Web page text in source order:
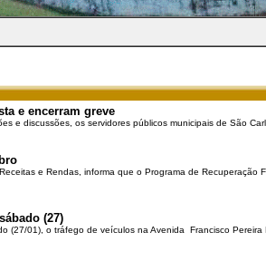
e encerram greve
e discussões, os servidores públicos municipais de São
e Rendas, informa que o Programa de Recuperação
(27)
(27/01), o tráfego de veículos na Avenida Francisco Pereira